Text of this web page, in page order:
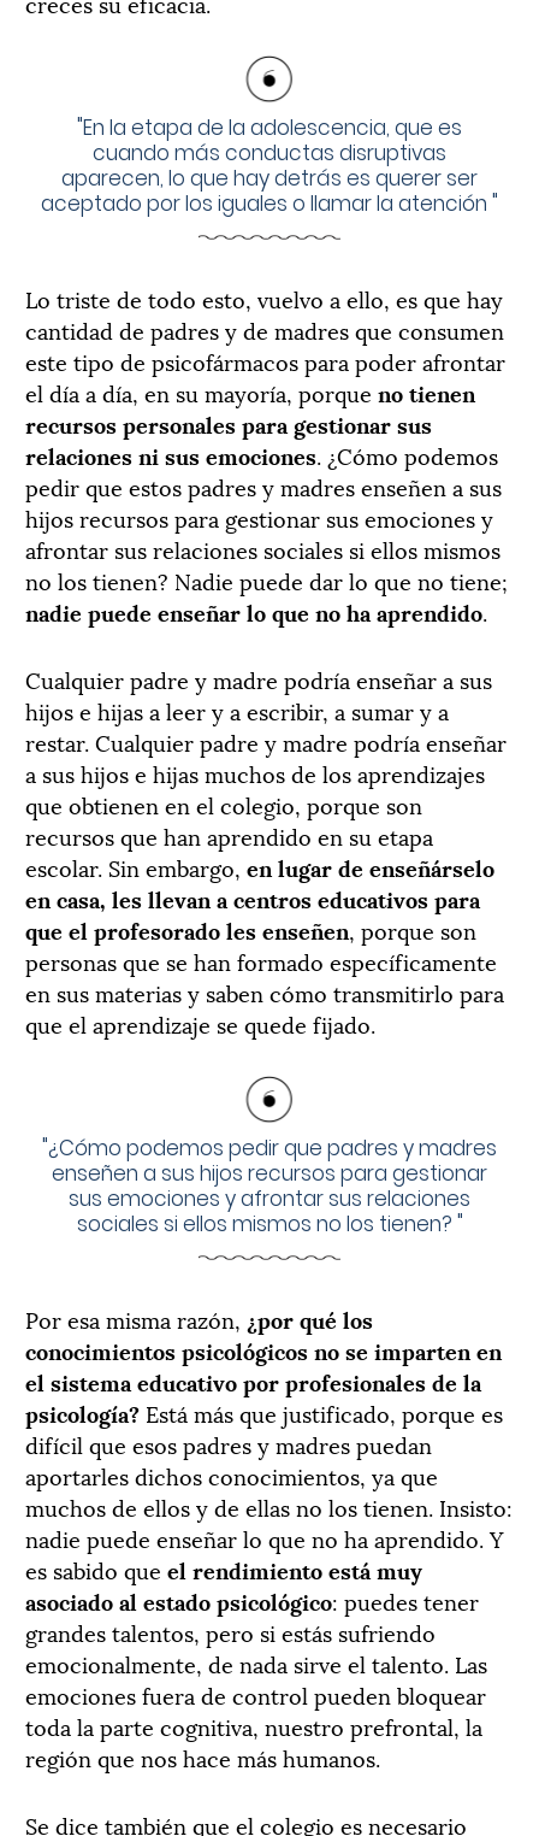
"En la etapa de la adolescencia, que es
cuando más conductas disruptivas
aparecen, lo que hay detrás es querer ser
aceptado por los iguales o llamar la atención "
Lo triste de todo esto, vuelvo a ello, es que hay
cantidad de padres y de madres que consumen
este tipo de psicofármacos para poder afrontar
el día a día, en su mayoría, porque no tienen
recursos personales para gestionar sus
relaciones ni sus emociones. ¿Cómo podemos
pedir que estos padres y madres enseñen a sus
hijos recursos para gestionar sus emociones y
afrontar sus relaciones sociales si ellos mismos
no los tienen? Nadie puede dar lo que no tiene;
nadie puede enseñar lo que no ha aprendido.
Cualquier padre y madre podría enseñar a sus
hijos e hijas a leer y a escribir, a sumar y a
restar. Cualquier padre y madre podría enseñar
a sus hijos e hijas muchos de los aprendizajes
que obtienen en el colegio, porque son
recursos que han aprendido en su etapa
escolar. Sin embargo, en lugar de enseñárselo
en casa, les llevan a centros educativos para
que el profesorado les enseñen, porque son
personas que se han formado específicamente
en sus materias y saben cómo transmitirlo para
que el aprendizaje se quede fijado.
"¿Cómo podemos pedir que padres y madres
enseñen a sus hijos recursos para gestionar
sus emociones y afrontar sus relaciones
sociales si ellos mismos no los tienen? "
Por esa misma razón, ¿por qué los
conocimientos psicológicos no se imparten en
el sistema educativo por profesionales de la
psicología? Está más que justificado, porque es
difícil que esos padres y madres puedan
aportarles dichos conocimientos, ya que
muchos de ellos y de ellas no los tienen. Insisto:
nadie puede enseñar lo que no ha aprendido. Y
es sabido que el rendimiento está muy
asociado al estado psicológico: puedes tener
grandes talentos, pero si estás sufriendo
emocionalmente, de nada sirve el talento. Las
emociones fuera de control pueden bloquear
toda la parte cognitiva, nuestro prefrontal, la
región que nos hace más humanos.
Se dice también que el colegio es necesario